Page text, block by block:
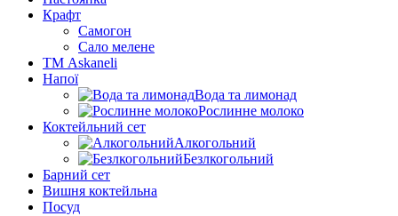
Крафт
Самогон
Сало мелене
ТМ Askaneli
Напої
Вода та лимонад
Рослинне молоко
Коктейльний сет
Алкогольний
Безлкогольний
Барний сет
Вишня коктейльна
Посуд